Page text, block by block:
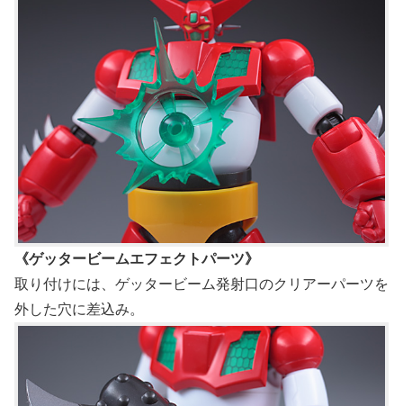
《ゲッタービームエフェクトパーツ》
取り付けには、ゲッタービーム発射口のクリアーパーツを
外した穴に差込み。